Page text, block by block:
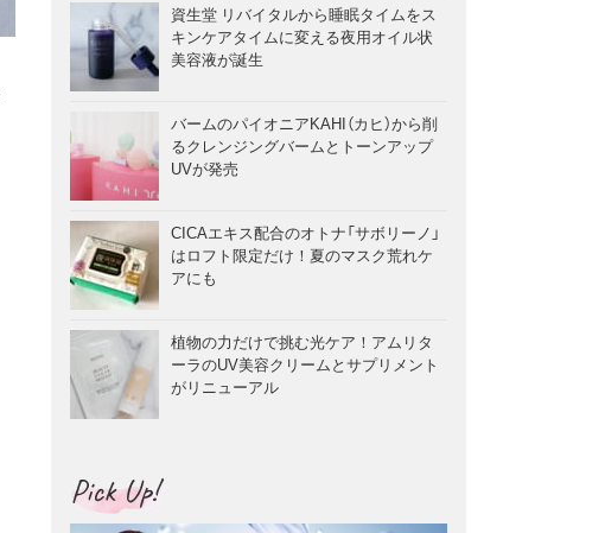
資生堂 リバイタルから睡眠タイムをス
キンケアタイムに変える夜用オイル状
美容液が誕生
バームのパイオニアKAHI（カヒ）から削
るクレンジングバームとトーンアップ
UVが発売
CICAエキス配合のオトナ「サボリーノ」
はロフト限定だけ！夏のマスク荒れケ
アにも
植物の力だけで挑む光ケア！アムリタ
ーラのUV美容クリームとサプリメント
がリニューアル
Pick Up!